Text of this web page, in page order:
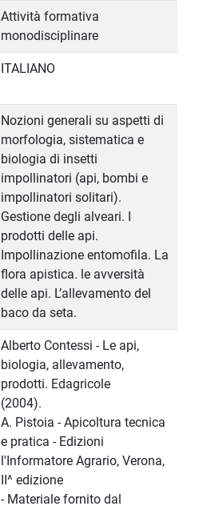
Attività formativa
monodisciplinare
ITALIANO
Nozioni generali su aspetti di
morfologia, sistematica e
biologia di insetti
impollinatori (api, bombi e
impollinatori solitari).
Gestione degli alveari. I
prodotti delle api.
Impollinazione entomofila. La
flora apistica. le avversità
delle api. L’allevamento del
baco da seta.
Alberto Contessi - Le api,
biologia, allevamento,
prodotti. Edagricole
(2004).
A. Pistoia - Apicoltura tecnica
e pratica - Edizioni
l'Informatore Agrario, Verona,
II^ edizione
- Materiale fornito dal